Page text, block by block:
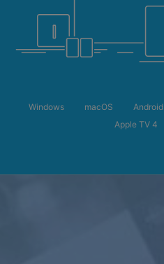
Windows macOS Android
Apple TV 4